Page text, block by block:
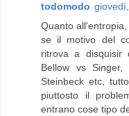
todomodo
Quanto
se il motivo del
ritrova a disquisir
Bellow vs
Steinbeck etc,
piuttosto il
entrano cose tipo